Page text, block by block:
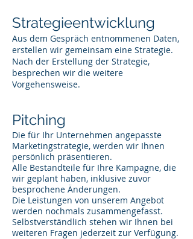
Strategieentwicklung
Aus dem Gespräch entnommenen Daten,
erstellen wir gemeinsam eine Strategie.
Nach der Erstellung der Strategie,
besprechen wir die weitere
Vorgehensweise.
Pitching
Die für Ihr Unternehmen angepasste
Marketingstrategie, werden wir Ihnen
persönlich präsentieren.
Alle Bestandteile für Ihre Kampagne, die
wir geplant haben, inklusive zuvor
besprochene Änderungen.
Die Leistungen von unserem Angebot
werden nochmals zusammengefasst.
Selbstverständlich stehen wir Ihnen bei
weiteren Fragen jederzeit zur Verfügung.